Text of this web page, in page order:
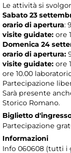
Le attività si
Sabato 23
orario di apertura:
visite guidate: ore
Domenica 24
orario di apertura:
visite guidate: ore
ore 10.00
Partecipazione
Sarà presente
Storico Romano.
Biglietto
Partecipazione
Informazioni
Info 060608 (tutti i